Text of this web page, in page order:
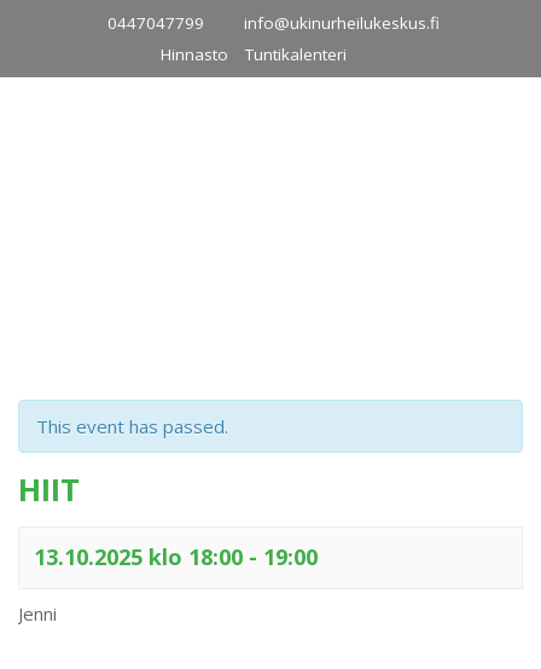
content
0447047799
info@ukinurheilukeskus.fi
Hinnasto
Tuntikalenteri
This event has passed.
HIIT
13.10.2025 klo 18:00 - 19:00
Jenni